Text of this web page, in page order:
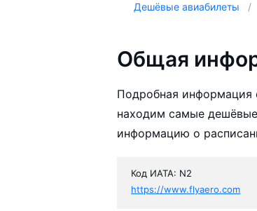
Дешёвые авиабилеты
Общая
Подробная информация
находим самые
информацию о
Код ИАТА: N2
https://www.flyaero.com